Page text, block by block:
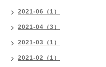
2021-06（1）
2021-04（3）
2021-03（1）
2021-02（1）